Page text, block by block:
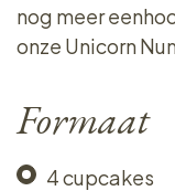
nog meer
onze Unicorn
Formaat
4 cupcakes